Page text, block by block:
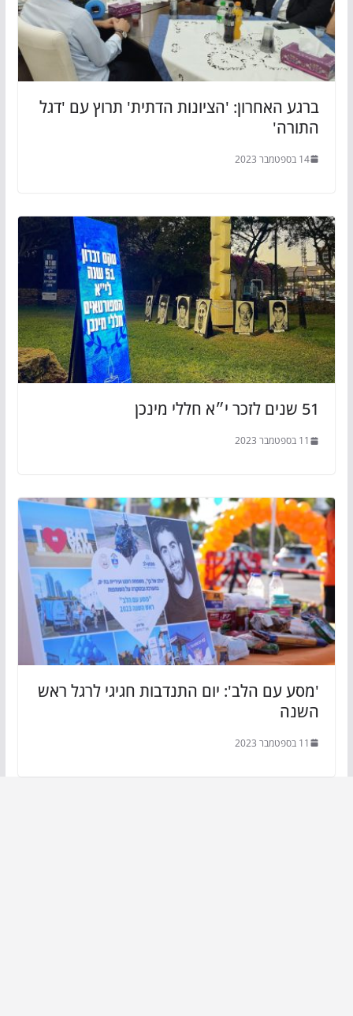
ברגע האחרון: 'הציונות הדתית' תרוץ עם 'דגל
התורה'
14 בספטמבר 2023
51 שנים לזכר י״א חללי מינכן
11 בספטמבר 2023
'מסע עם הלב': יום התנדבות חגיגי לרגל ראש
השנה
11 בספטמבר 2023